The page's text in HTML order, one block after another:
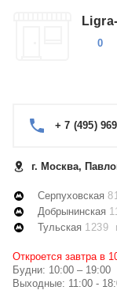
0
+ 7 (495)
г. Москва,
Серпуховская
Добрынинская
Тульская 1239
Откроется завтра в
Будни: 10:00 – 19:00
Выходные: 11:00 -